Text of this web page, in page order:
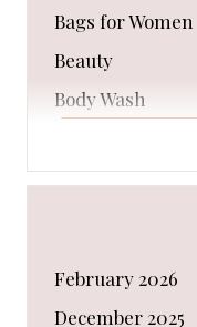
Bags for Women
Beauty
Body Wash
Business
Cleanser
February 2026
December 2025